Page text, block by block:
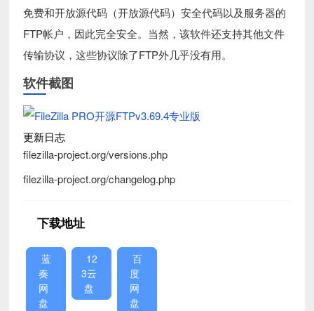
免费和开放源代码（开放源代码）安全代码以及服务器的
FTP帐户，因此完全安全。当然，该软件还支持其他文件
传输协议，这些协议除了FTP外几乎没有用。
软件截图
更新日志
filezilla-project.org/versions.php
filezilla-project.org/changelog.php
下载地址
蓝
奏
网
盘
12
3云
盘
百
度
网
盘